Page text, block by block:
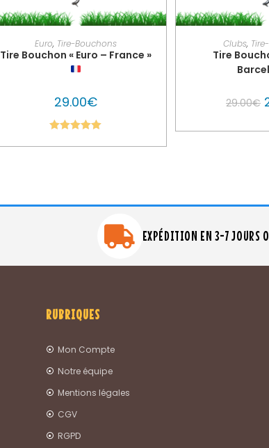
AJOUTER AU PANIER
Euro, Tire-Bouchons
Tire Bouchon « Euro – France »
29.00€
Clubs,
Tire
29.00€
EXPÉDITION EN 3-7 JOURS
RUBRIQUES
Mon Compte
Notre équipe
Mentions légales
CGV
RGPD